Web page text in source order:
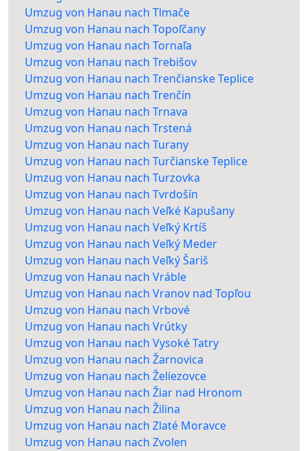
Umzug von Hanau nach Tlmače
Umzug von Hanau nach Topoľčany
Umzug von Hanau nach Tornaľa
Umzug von Hanau nach Trebišov
Umzug von Hanau nach Trenčianske Teplice
Umzug von Hanau nach Trenčín
Umzug von Hanau nach Trnava
Umzug von Hanau nach Trstená
Umzug von Hanau nach Turany
Umzug von Hanau nach Turčianske Teplice
Umzug von Hanau nach Turzovka
Umzug von Hanau nach Tvrdošín
Umzug von Hanau nach Veľké Kapušany
Umzug von Hanau nach Veľký Krtíš
Umzug von Hanau nach Veľký Meder
Umzug von Hanau nach Veľký Šariš
Umzug von Hanau nach Vráble
Umzug von Hanau nach Vranov nad Topľou
Umzug von Hanau nach Vrbové
Umzug von Hanau nach Vrútky
Umzug von Hanau nach Vysoké Tatry
Umzug von Hanau nach Žarnovica
Umzug von Hanau nach Želiezovce
Umzug von Hanau nach Žiar nad Hronom
Umzug von Hanau nach Žilina
Umzug von Hanau nach Zlaté Moravce
Umzug von Hanau nach Zvolen